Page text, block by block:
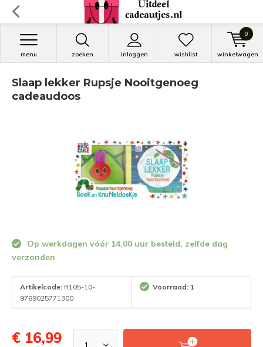
zoeken inloggen
menu wishlist winkelwagen
0
Slaap lekker Rupsje Nooitgenoeg
cadeaudoos
Op werkdagen vóór 14.00 uur besteld, zelfde dag
verzonden
Artikelcode: R105-10-
9789025771300
Voorraad: 1
€ 16,99